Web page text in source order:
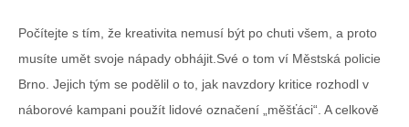
Počítejte s tím, že kreativita nemusí být po chuti všem, a proto
musíte umět svoje nápady obhájit.Své o tom ví Městská policie
Brno. Jejich tým se podělil o to, jak navzdory kritice rozhodl v
náborové kampani použít lidové označení „měšťáci“. A celkově